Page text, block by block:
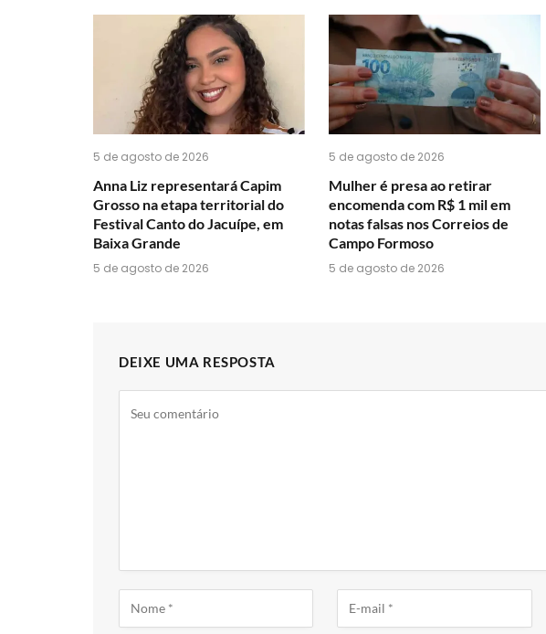
5 de agosto de 2026
Anna Liz representará Capim
Grosso na etapa territorial do
Festival Canto do Jacuípe, em
Baixa Grande
5 de agosto de 2026
5 de agosto de 2026
Mulher é presa ao retirar
encomenda com R$ 1 mil em
notas falsas nos Correios de
Campo Formoso
5 de agosto de 2026
DEIXE UMA RESPOSTA